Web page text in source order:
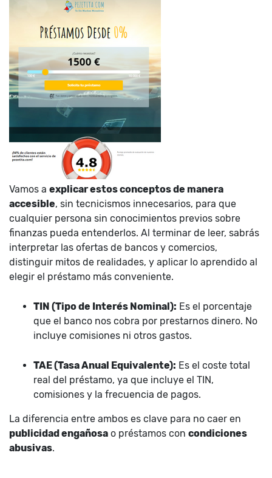
Vamos a explicar estos conceptos de manera
accesible, sin tecnicismos innecesarios, para que
cualquier persona sin conocimientos previos sobre
finanzas pueda entenderlos. Al terminar de leer, sabrás
interpretar las ofertas de bancos y comercios,
distinguir mitos de realidades, y aplicar lo aprendido al
elegir el préstamo más conveniente.
TIN (Tipo de Interés Nominal): Es el porcentaje
que el banco nos cobra por prestarnos dinero. No
incluye comisiones ni otros gastos.
TAE (Tasa Anual Equivalente): Es el coste total
real del préstamo, ya que incluye el TIN,
comisiones y la frecuencia de pagos.
La diferencia entre ambos es clave para no caer en
publicidad engañosa o préstamos con condiciones
abusivas.